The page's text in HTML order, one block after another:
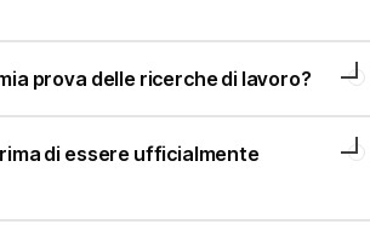
prova delle ricerche di lavoro?
di essere ufficialmente